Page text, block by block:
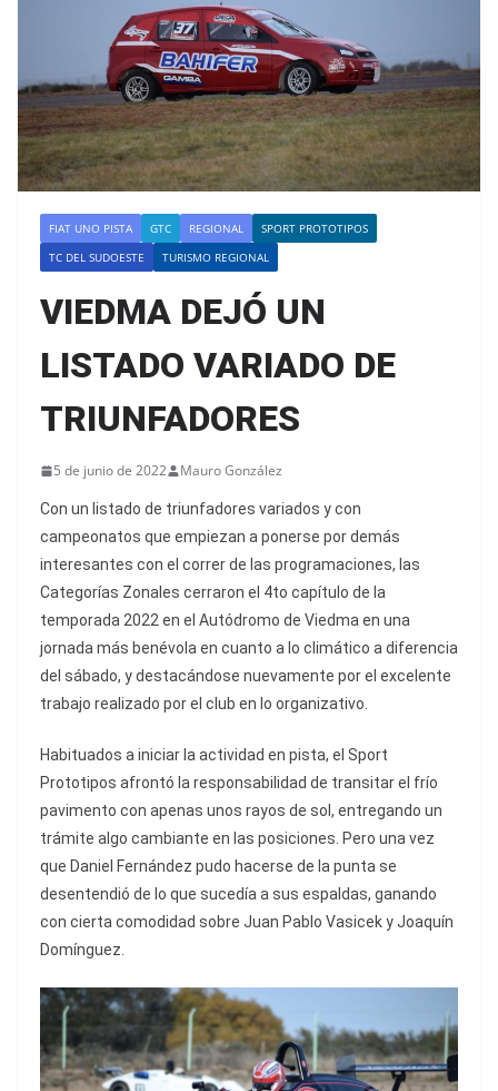
FIAT UNO PISTA GTC REGIONAL
SPORT PROTOTIPOS
TC DEL SUDOESTE
TURISMO REGIONAL
VIEDMA DEJÓ UN
LISTADO VARIADO DE
TRIUNFADORES
5 de junio de 2022 Mauro González
Con un listado de triunfadores variados y con
campeonatos que empiezan a ponerse por demás
interesantes con el correr de las programaciones, las
Categorías Zonales cerraron el 4to capítulo de la
temporada 2022 en el Autódromo de Viedma en una
jornada más benévola en cuanto a lo climático a diferencia
del sábado, y destacándose nuevamente por el excelente
trabajo realizado por el club en lo organizativo.
Habituados a iniciar la actividad en pista, el Sport
Prototipos afrontó la responsabilidad de transitar el frío
pavimento con apenas unos rayos de sol, entregando un
trámite algo cambiante en las posiciones. Pero una vez
que Daniel Fernández pudo hacerse de la punta se
desentendió de lo que sucedía a sus espaldas, ganando
con cierta comodidad sobre Juan Pablo Vasicek y Joaquín
Domínguez.